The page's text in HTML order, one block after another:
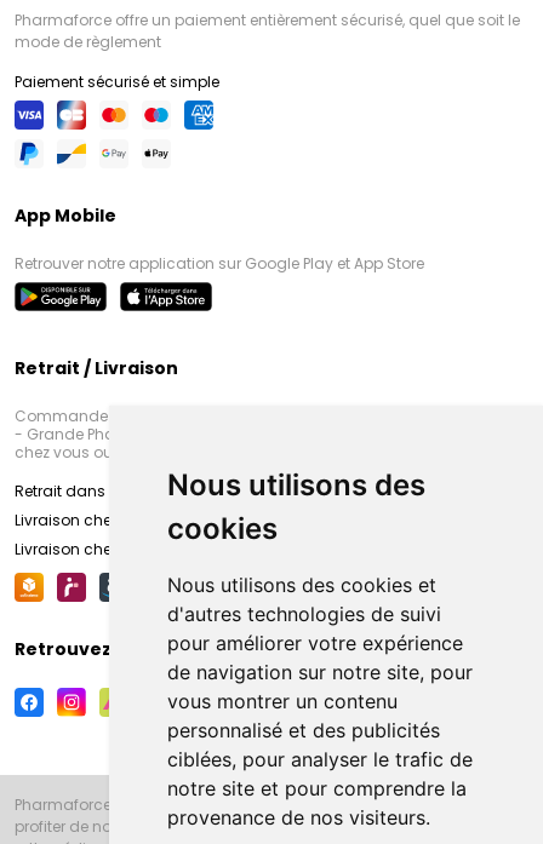
Nous utilisons des
cookies
Nous utilisons des cookies et
d'autres technologies de suivi
pour améliorer votre expérience
de navigation sur notre site, pour
vous montrer un contenu
personnalisé et des publicités
ciblées, pour analyser le trafic de
notre site et pour comprendre la
provenance de nos visiteurs.
Pharmaforce offre un paiement entièrement sécurisé, quel que soit le
mode de règlement
Paiement sécurisé et simple
App Mobile
Retrouver notre application sur Google Play et App Store
Retrait / Livraison
Commandez en ligne et venez chercher votre commande à Amiens
- Grande Pharmacie d’Amiens (Fachon) ou recevez-là rapidement
chez vous ou en point retrait
Retrait dans la pharmacie d’Amiens
Livraison chez vous
Livraison chez votre commerçant
Retrouvez-nous sur vos réseaux sociaux
Pharmaforce.fr et la Grande Pharmacie d’Amiens vous souhaitent de
profiter de notre accueil, de nos conseils pharmaceutiques,